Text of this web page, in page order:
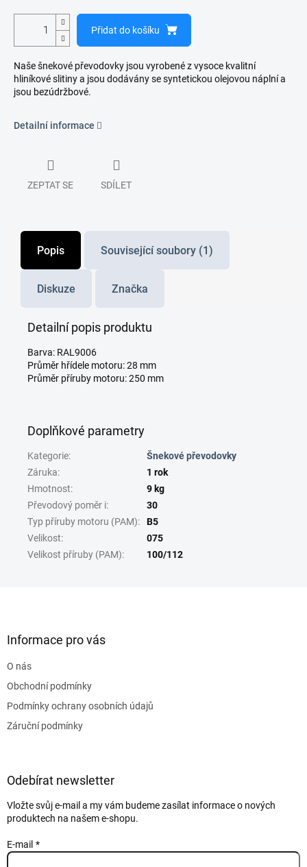
Přidat do košíku
Naše šnekové převodovky jsou vyrobené z vysoce kvalitní
hliníkové slitiny a jsou dodávány se syntetickou olejovou náplní a
jsou bezúdržbové.
Detailní informace
ZEPTAT SE SDÍLET
Popis Související soubory (1)
Diskuze Značka
Detailní popis produktu
Barva: RAL9006
Průměr hřídele motoru: 28 mm
Průměr příruby motoru: 250 mm
Doplňkové parametry
Kategorie:
Šnekové převodovky
Záruka:
1 rok
Hmotnost:
9 kg
Převodový poměr i:
30
Typ příruby motoru (PAM):
B5
Velikost:
075
Velikost příruby (PAM): 100/112
Informace pro vás
O nás
Obchodní podmínky
Podmínky ochrany osobních údajů
Záruční podmínky
Odebírat newsletter
Vložte svůj e-mail a my vám budeme zasílat informace o nových
produktech na našem e-shopu.
E-mail